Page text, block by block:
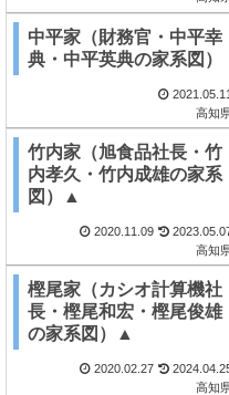
中平家（財務官・中平幸
典・中平英典の家系図）
2021.05.11
高知
竹内家（旭食品社長・竹
内孝久・竹内成雄の家系
図）▲
2020.11.09
高知
樫尾家（カシオ計算機社
長・樫尾和宏・樫尾俊雄
の家系図）▲
2020.02.27
高知